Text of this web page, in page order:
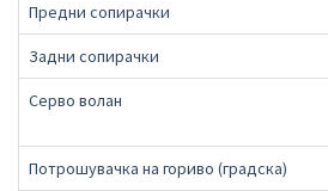
Предни сопирачки
Задни сопирачки
Серво волан
Потрошувачка на гориво (градска)